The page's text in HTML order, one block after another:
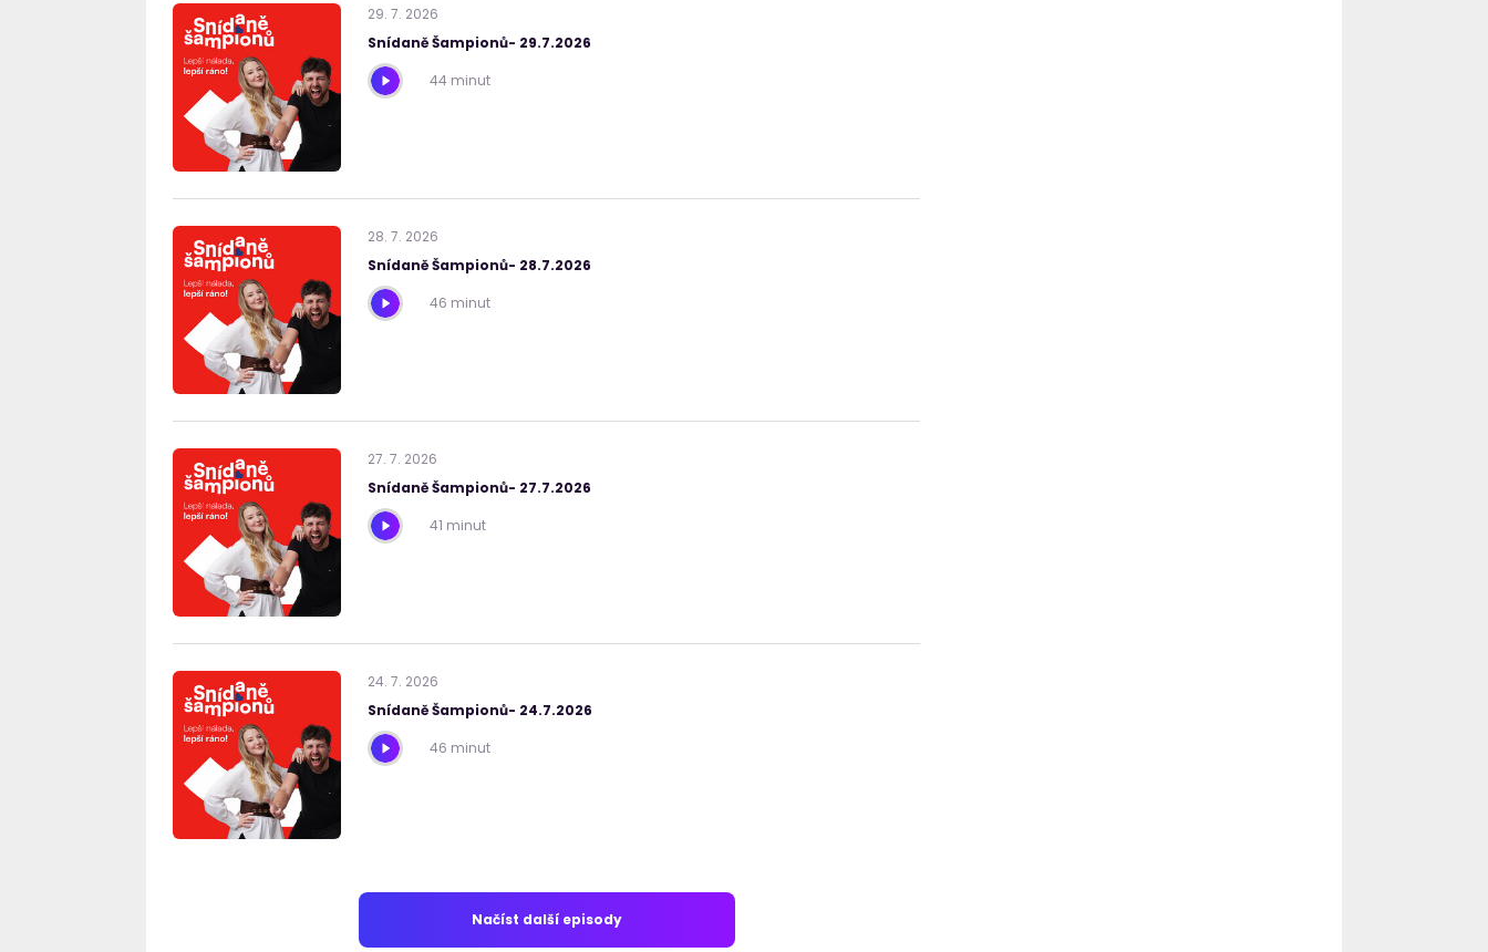
29. 7. 2026
Snídaně Šampionů- 29.7.2026
44 minut
28. 7. 2026
Snídaně Šampionů- 28.7.2026
46 minut
27. 7. 2026
Snídaně Šampionů- 27.7.2026
41 minut
24. 7. 2026
Snídaně Šampionů- 24.7.2026
46 minut
Načíst další episody